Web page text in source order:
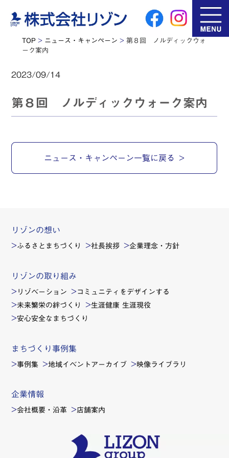
TOP > ニュース・キャンペーン >第８回 ノルディックウォ
ーク案内
2023/09/14
第８回 ノルディックウォーク案内
ニュース・キャンペーン一覧に戻る
リゾンの想い
ふるさとまちづくり 社長挨拶 企業理念・方針
リゾンの取り組み
リゾベーション コミュニティをデザインする
未来繁栄の絆づくり 生涯健康 生涯現役
安心安全なまちづくり
まちづくり事例集
事例集 地域イベントアーカイブ 映像ライブラリ
企業情報
会社概要・沿革 店舗案内